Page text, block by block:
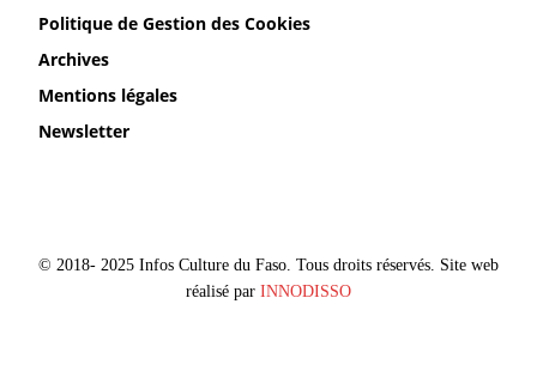
Politique de Gestion des Cookies
Archives
Mentions légales
Newsletter
© 2018- 2025 Infos Culture du Faso. Tous droits réservés. Site web
réalisé par INNODISSO